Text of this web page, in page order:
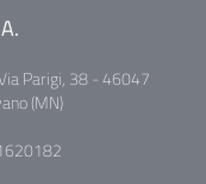
Parigi, 38 - 46047
(MN)